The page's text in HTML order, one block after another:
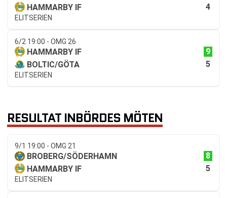
HAMMARBY IF
4
ELITSERIEN
6/2 19:00 - OMG 26
HAMMARBY IF
9
BOLTIC/GÖTA
5
ELITSERIEN
RESULTAT INBÖRDES MÖTEN
9/1 19:00 - OMG 21
BROBERG/SÖDERHAMN
8
HAMMARBY IF
5
ELITSERIEN